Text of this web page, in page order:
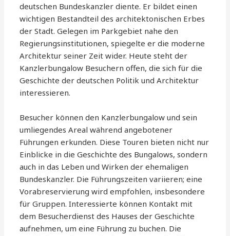
deutschen Bundeskanzler diente. Er bildet einen
wichtigen Bestandteil des architektonischen Erbes
der Stadt. Gelegen im Parkgebiet nahe den
Regierungsinstitutionen, spiegelte er die moderne
Architektur seiner Zeit wider. Heute steht der
Kanzlerbungalow Besuchern offen, die sich für die
Geschichte der deutschen Politik und Architektur
interessieren.
Besucher können den Kanzlerbungalow und sein
umliegendes Areal während angebotener
Führungen erkunden. Diese Touren bieten nicht nur
Einblicke in die Geschichte des Bungalows, sondern
auch in das Leben und Wirken der ehemaligen
Bundeskanzler. Die Führungszeiten variieren; eine
Vorabreservierung wird empfohlen, insbesondere
für Gruppen. Interessierte können Kontakt mit
dem Besucherdienst des Hauses der Geschichte
aufnehmen, um eine Führung zu buchen. Die